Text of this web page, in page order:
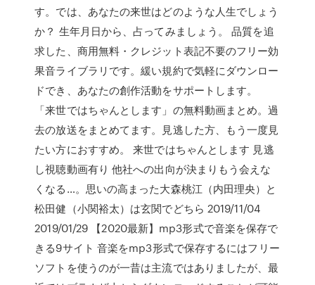
す。では、あなたの来世はどのような人生でしょう
か？ 生年月日から、占ってみましょう。 品質を追
求した、商用無料・クレジット表記不要のフリー効
果音ライブラリです。緩い規約で気軽にダウンロー
ドでき、あなたの創作活動をサポートします。
「来世ではちゃんとします」の無料動画まとめ。過
去の放送をまとめてます。見逃した方、もう一度見
たい方におすすめ。 来世ではちゃんとします 見逃
し視聴動画有り 他社への出向が決まりもう会えな
くなる…。思いの高まった大森桃江（内田理央）と
松田健（小関裕太）は玄関でどちら 2019/11/04
2019/01/29 【2020最新】mp3形式で音楽を保存で
きる9サイト 音楽をmp3形式で保存するにはフリー
ソフトを使うのが一昔は主流ではありましたが、最